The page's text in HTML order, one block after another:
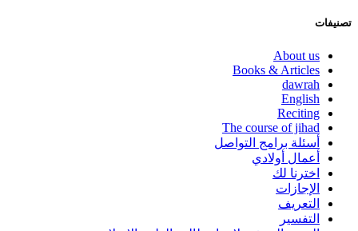
تصنيفات
About us
Books & Articles
dawrah
English
Reciting
The course of jihad
أسئلة برامج التواصل
أعمال أولادي
اخترنا لك
الإجازات
التعريف
التفسير